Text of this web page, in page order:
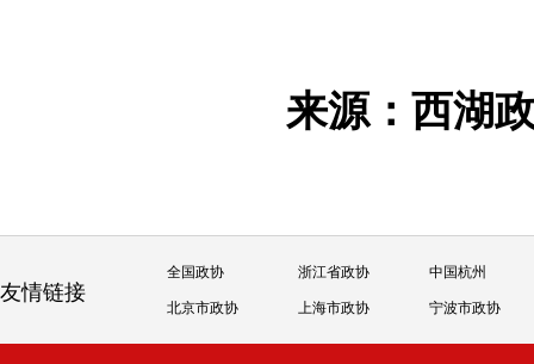
来源：西
友情链接
全国政协 浙江省政协 中国杭州
北京市政协 上海市政协 宁波市政协